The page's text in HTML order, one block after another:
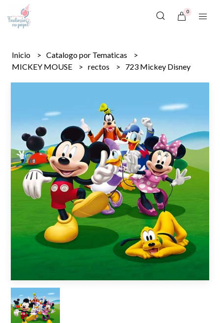
0
Inicio
Catalogo por Tematicas
MICKEY MOUSE
rectos 723 Mickey Disney